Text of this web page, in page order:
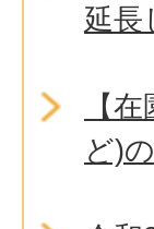
延長
【
ど)